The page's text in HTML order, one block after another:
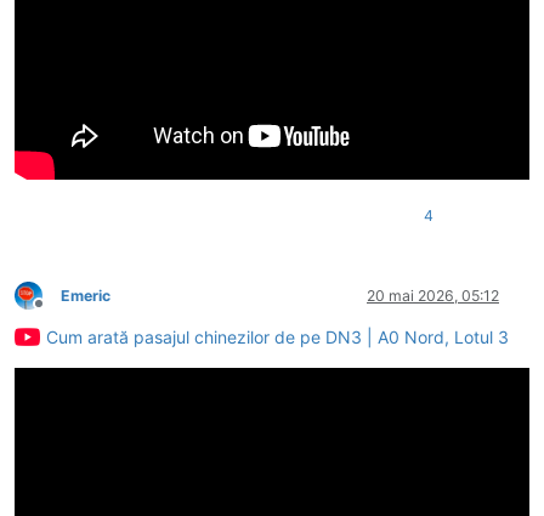
4
Deconectat
Emeric 20 mai 2026, 05:12
Cum arată pasajul chinezilor de pe DN3 | A0 Nord, Lotul 3